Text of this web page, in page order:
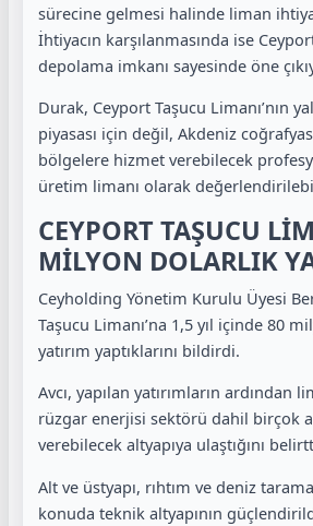
sürecine gelmesi halinde liman
İhtiyacın karşılanmasında ise
depolama imkanı sayesinde öne
Durak, Ceyport Taşucu Limanı’nın
piyasası için değil, Akdeniz
bölgelere hizmet verebilecek
üretim limanı olarak
CEYPORT TAŞUCU
MİLYON DOLARLIK
Ceyholding Yönetim Kurulu Üyesi
Taşucu Limanı’na 1,5 yıl içinde 80
yatırım yaptıklarını bildirdi.
Avcı, yapılan yatırımların ardından
rüzgar enerjisi sektörü dahil birçok
verebilecek altyapıya ulaştığını
Alt ve üstyapı, rıhtım ve deniz
konuda teknik altyapının